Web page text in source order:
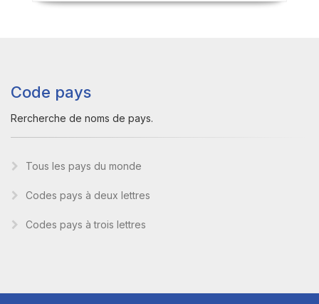
Code pays
Rercherche de noms de pays.
Tous les pays du monde
Codes pays à deux lettres
Codes pays à trois lettres